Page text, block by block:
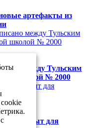
артефакты из
между Тульским
школой № 2000
закрыт для